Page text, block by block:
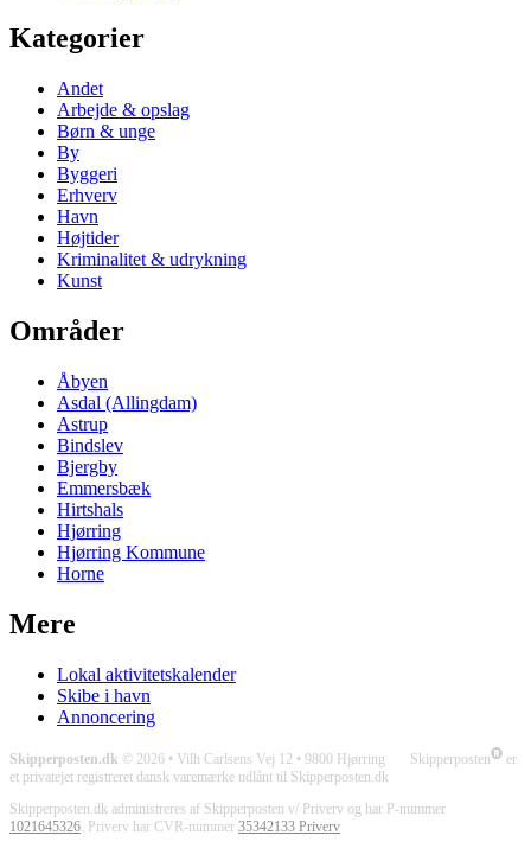
Kategorier
Andet
Arbejde & opslag
Børn & unge
By
Byggeri
Erhverv
Havn
Højtider
Kriminalitet & udrykning
Kunst
Områder
Åbyen
Asdal (Allingdam)
Astrup
Bindslev
Bjergby
Emmersbæk
Hirtshals
Hjørring
Hjørring Kommune
Horne
Mere
Lokal aktivitetskalender
Skibe i havn
Annoncering
Skipperposten.dk © 2026 • Vilh Carlsens Vej 12 • 9800 Hjørring Skipperposten
er
et privatejet registreret dansk varemærke udlånt til Skipperposten.dk
Skipperposten.dk administreres af Skipperposten v/ Priverv og har P-nummer
1021645326 . Priverv har CVR-nummer 35342133 Priverv